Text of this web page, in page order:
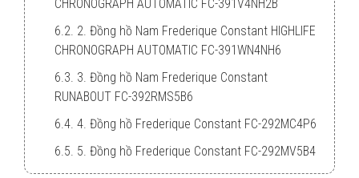
CHRONOGRAPH AUTOMATIC FC-391V4NH2B
6.2. 2. Đồng hồ Nam Frederique Constant HIGHLIFE
CHRONOGRAPH AUTOMATIC FC-391WN4NH6
6.3. 3. Đồng hồ Nam Frederique Constant
RUNABOUT FC-392RMS5B6
6.4. 4. Đồng hồ Frederique Constant FC-292MC4P6
6.5. 5. Đồng hồ Frederique Constant FC-292MV5B4